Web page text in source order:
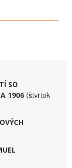
SO
1906 (štvrtok